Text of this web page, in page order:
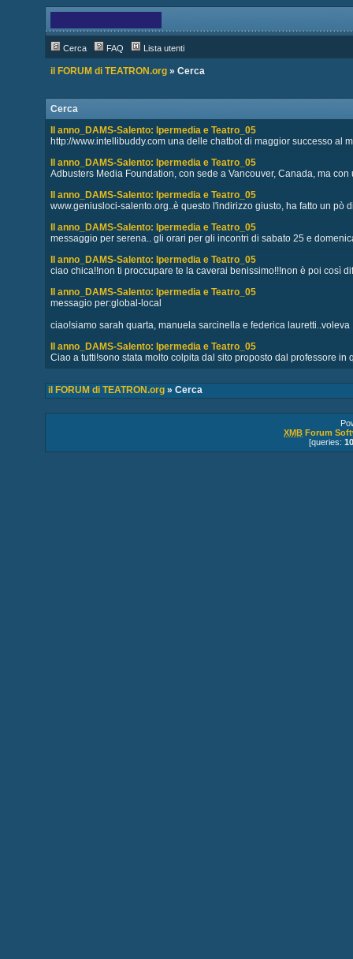
Cerca FAQ Lista utenti
il FORUM di TEATRON.org» Cerca
Cerca
II anno_DAMS-Salento: Ipermedia e Teatro_05
http://www.intellibuddy.com una delle chatbot di maggior successo al
II anno_DAMS-Salento: Ipermedia e Teatro_05
Adbusters Media Foundation, con sede a Vancouver, Canada, ma
II anno_DAMS-Salento: Ipermedia e Teatro_05
www.geniusloci-salento.org..è questo l'indirizzo giusto, ha fatto un pò
II anno_DAMS-Salento: Ipermedia e Teatro_05
messaggio per serena.. gli orari per gli incontri di sabato 25 e
II anno_DAMS-Salento: Ipermedia e Teatro_05
ciao chica!!non ti proccupare te la caverai benissimo!!!non è poi così
II anno_DAMS-Salento: Ipermedia e Teatro_05
messagio per:global-local
ciao!siamo sarah quarta, manuela sarcinella e federica lauretti..voleva
II anno_DAMS-Salento: Ipermedia e Teatro_05
Ciao a tutti!sono stata molto colpita dal sito proposto dal professore in
il FORUM di TEATRON.org» Cerca
XMB Forum
[queries: 10